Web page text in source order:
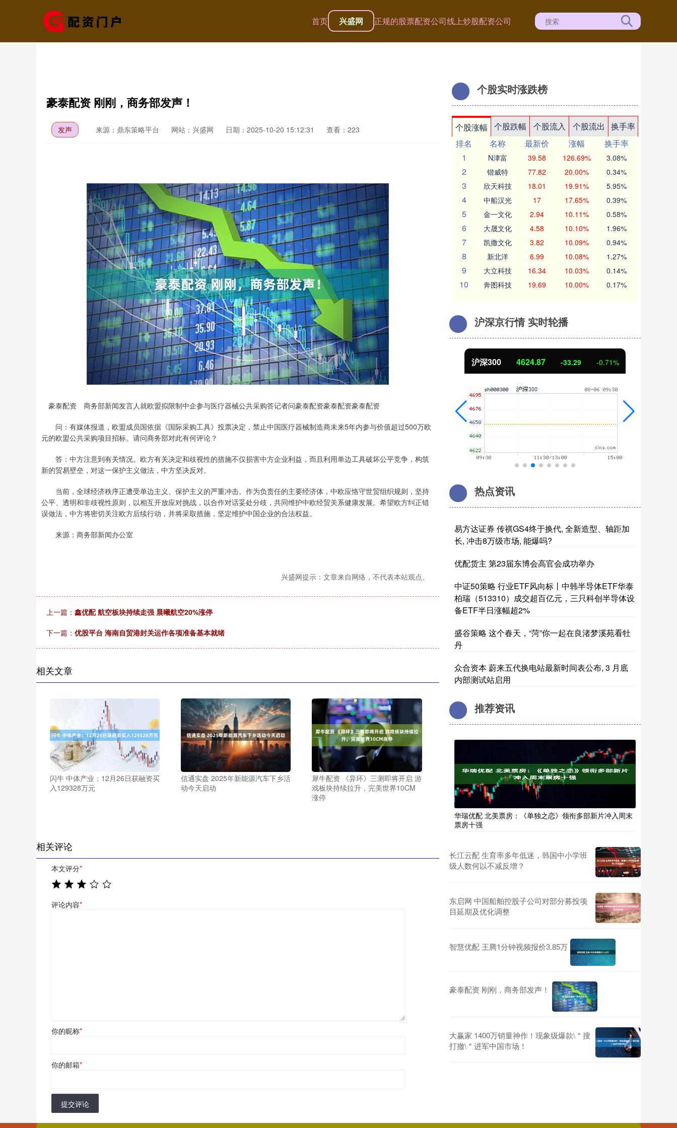
首页 兴盛网 正规的股票配资公司线上炒股配资公司
豪泰配资 刚刚，商务部发声！
发声 来源：鼎东策略平台 网站：兴盛网 日期：2025-10-20 15:12:31 查看：223
豪泰配资 商务部新闻发言人就欧盟拟限制中企参与医疗器械公共采购答记者问豪泰配资豪泰配资豪泰配资
问：有媒体报道，欧盟成员国依据《国际采购工具》投票决定，禁止中国医疗器械制造商未来5年内参与价值超过500万欧
元的欧盟公共采购项目招标。请问商务部对此有何评论？
答：中方注意到有关情况。欧方有关决定和歧视性的措施不仅损害中方企业利益，而且利用单边工具破坏公平竞争，构筑
新的贸易壁垒，对这一保护主义做法，中方坚决反对。
当前，全球经济秩序正遭受单边主义、保护主义的严重冲击。作为负责任的主要经济体，中欧应恪守世贸组织规则，坚持
公平、透明和非歧视性原则，以相互开放应对挑战，以合作对话妥处分歧，共同维护中欧经贸关系健康发展。希望欧方纠正错
误做法，中方将密切关注欧方后续行动，并将采取措施，坚定维护中国企业的合法权益。
来源：商务部新闻办公室
兴盛网提示：文章来自网络，不代表本站观点。
上一篇： 鑫优配 航空板块持续走强 晨曦航空20%涨停
下一篇： 优股平台 海南自贸港封关运作各项准备基本就绪
相关文章
闪牛 中体产业：12月26日获融资买
入129328万元
信通实盘 2025年新能源汽车下乡活
动今天启动
犀牛配资 《异环》三测即将开启 游
戏板块持续拉升，完美世界10CM
涨停
相关评论
本文评分*
评论内容*
你的昵称*
你的邮箱*
提交评论
个股实时涨跌榜
个股涨幅 个股跌幅 个股流入 个股流出
换手率
排名
名称 最新价 涨幅
换手率
1
N津富 39.58 126.69% 3.08%
2 锴威特 77.82 20.00% 0.34%
3 欣天科技 18.01 19.91% 5.95%
4 中船汉光 17 17.65% 0.39%
5 金一文化 2.94 10.11% 0.58%
6 大晟文化 4.58 10.10% 1.96%
7 凯撒文化 3.82 10.09% 0.94%
8 新北洋 6.99 10.08% 1.27%
9 大立科技 16.34 10.03% 0.14%
10 奔图科技 19.69 10.00% 0.17%
沪深京行情 实时轮播
上证指数 3866.55 -11.88 -0.31% 深证成指 13985.31 -158.90 沪深300 4624.87 -33.29 -0.71%
热点资讯
易方达证券 传祺GS4终于换代, 全新造型、轴距加
长, 冲击8万级市场, 能爆吗?
优配货主 第23届东博会高官会成功举办
中证50策略 行业ETF风向标丨中韩半导体ETF华泰
柏瑞（513310）成交超百亿元，三只科创半导体设
备ETF半日涨幅超2%
盛谷策略 这个春天，“菏”你一起在良渚梦溪苑看牡
丹
众合资本 蔚来五代换电站最新时间表公布, 3 月底
内部测试站启用
推荐资讯
华瑞优配 北美票房：《单独之恋》领衔多部新片冲入周末
票房十强
长江云配 生育率多年低迷，韩国中小学班
级人数何以不减反增？
东启网 中国船舶控股子公司对部分募投项
目延期及优化调整
智慧优配 王腾1分钟视频报价3.85万
豪泰配资 刚刚，商务部发声！
大赢家 1400万销量神作！现象级爆款\＂搜
打撤\＂进军中国市场！